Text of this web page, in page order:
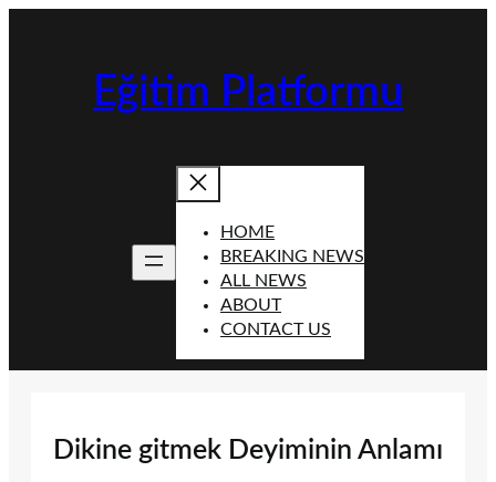
Eğitim Platformu
HOME
BREAKING NEWS
ALL NEWS
ABOUT
CONTACT US
Dikine gitmek Deyiminin Anlamı